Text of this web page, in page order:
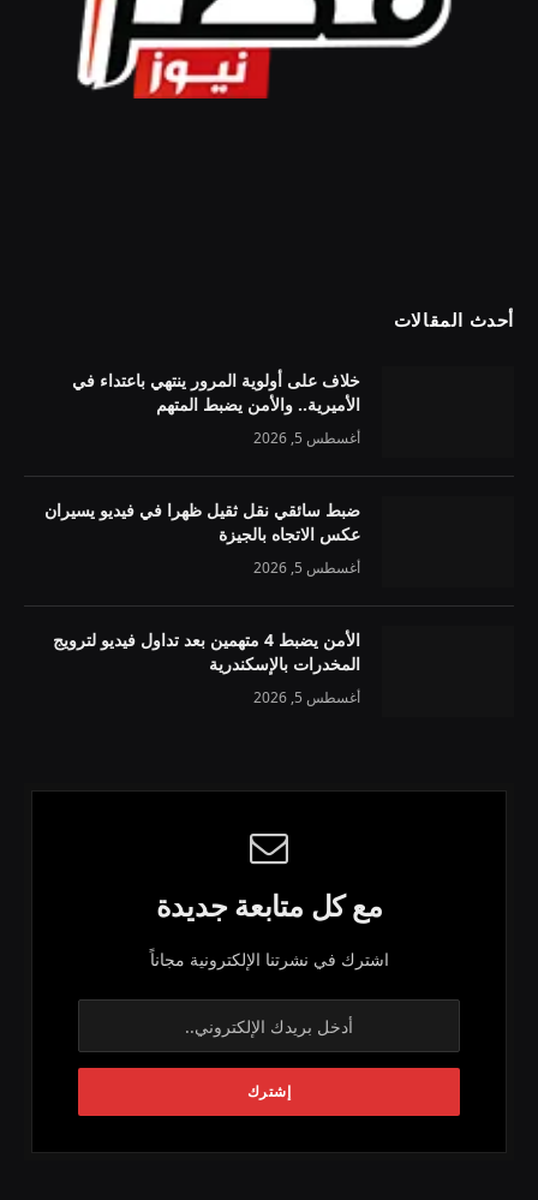
أحدث المقالات
خلاف على أولوية المرور ينتهي باعتداء في
الأميرية.. والأمن يضبط المتهم
أغسطس 5, 2026
ضبط سائقي نقل ثقيل ظهرا في فيديو يسيران
عكس الاتجاه بالجيزة
أغسطس 5, 2026
الأمن يضبط 4 متهمين بعد تداول فيديو لترويج
المخدرات بالإسكندرية
أغسطس 5, 2026
مع كل متابعة جديدة
اشترك في نشرتنا الإلكترونية مجاناً